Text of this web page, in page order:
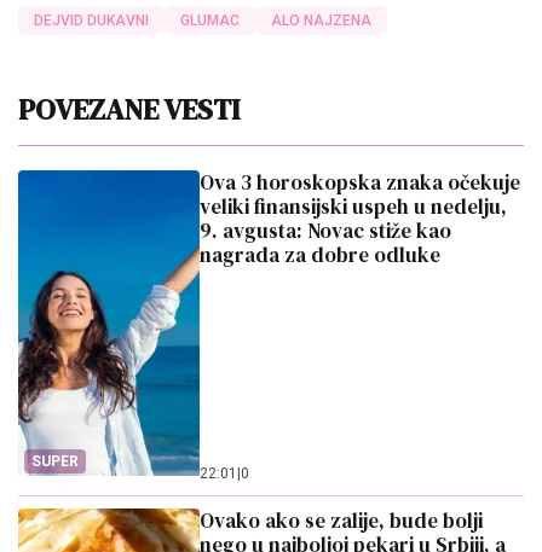
DEJVID DUKAVNI GLUMAC ALO NAJZENA
POVEZANE VESTI
SUPER
Ova 3 horoskopska znaka očekuje
veliki finansijski uspeh u nedelju,
9. avgusta: Novac stiže kao
nagrada za dobre odluke
22:01 0
Ovako ako se zalije, bude bolji
nego u najboljoj pekari u Srbiji, a